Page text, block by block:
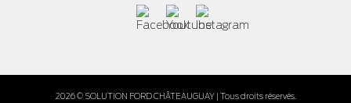
2026 © SOLUTION FORD CHÂTEAUGUAY| Tous droits réservés.